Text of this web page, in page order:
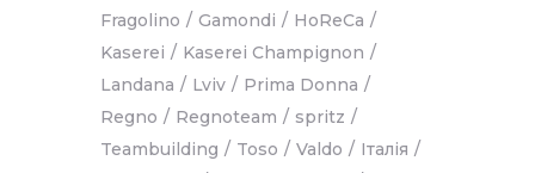
Fragolino
Gamondi
HoReCa
Kaserei
Kaserei Champignon
Landana
Lviv
Prima Donna
Regno
Regnoteam
spritz
Teambuilding
Toso Valdo
Італія